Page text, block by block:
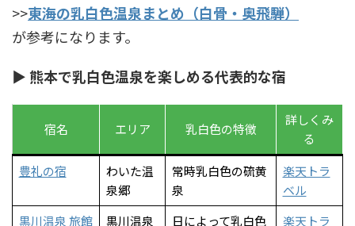
>>東海の乳白色温泉まとめ（白骨・奥飛騨）
が参考になります。
▶ 熊本で乳白色温泉を楽しめる代表的な宿
宿名 エリア 乳白色の特徴
詳しくみ
る
豊礼の宿
わいた温
泉郷
常時乳白色の硫黄
泉
楽天トラ
ベル
黒川温泉 旅館
黒川温泉
日によって乳白色
楽天トラ